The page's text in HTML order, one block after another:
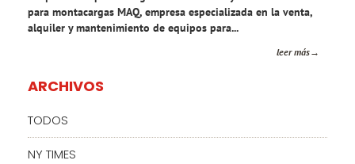
para montacargas MAQ, empresa especializada en la venta,
alquiler y mantenimiento de equipos para...
leer más
ARCHIVOS
TODOS
NY TIMES